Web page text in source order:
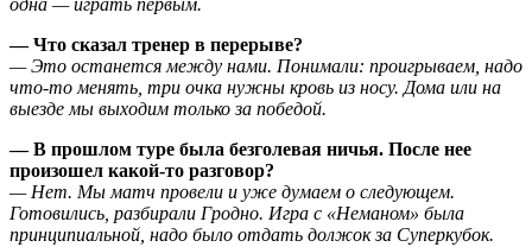
одна — играть первым.
— Что сказал тренер в перерыве?
— Это останется между нами. Понимали: проигрываем, надо
что-то менять, три очка нужны кровь из носу. Дома или на
выезде мы выходим только за победой.
— В прошлом туре была безголевая ничья. После нее
произошел какой-то разговор?
— Нет. Мы матч провели и уже думаем о следующем.
Готовились, разбирали Гродно. Игра с «Неманом» была
принципиальной, надо было отдать должок за Суперкубок.